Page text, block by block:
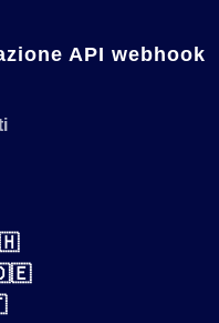
API webhook